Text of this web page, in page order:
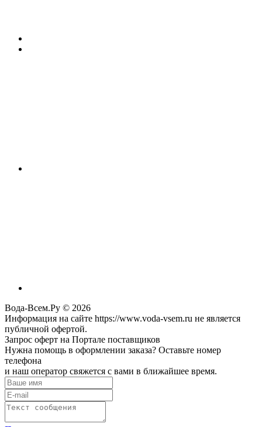
Вода-Всем.Ру © 2026
Информация на сайте https://www.voda-vsem.ru не является
публичной офертой.
Запрос оферт на Портале поставщиков
Нужна помощь в оформлении заказа? Оставьте номер
телефона
и наш оператор свяжется с вами в ближайшее время.